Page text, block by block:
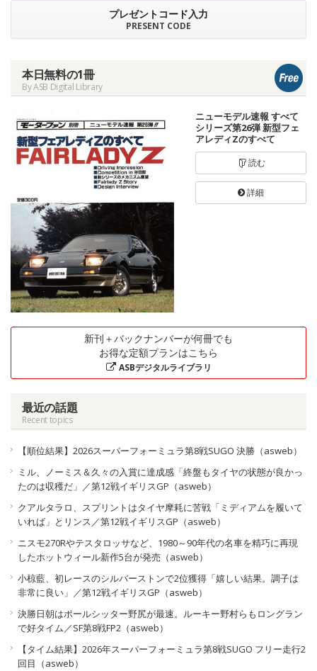
プレゼントコード入力
PRESENT CODE
本日無料の1冊
By ASB Digital Library
ニューモデル速報 すべて
シリーズ第26弾 新型フェ
アレディZのすべて
読む
詳細
新刊＋バックナンバーが何冊でも
お得な定額プランはこちら
ASBデジタルライブラリ
最近の話題
Recent topics
【順位結果】2026スーパーフォーミュラ第8戦SUGO 決勝（asweb）
ミル、ノーミス＆久々の入賞に達成感「終盤もタイヤの状態が良かっ
たのは収穫だ」／第12戦イギリスGP（asweb）
クアルタラロ、スプリントはタイヤ摩耗に苦戦「ミディアムを履いて
いれば」とリンス／第12戦イギリスGP（asweb）
ニスモ270Rやテスタロッサなど、1980～90年代の名車を精巧に再現
したホットウィール新作5台が発売（asweb）
小椋藍、初レースのシルバーストンで2位獲得「嬉しい結果。調子は
非常に良い」／第12戦イギリスGP（asweb）
決勝日朝はポールシッター野尻が最速。ルーキー野村らもロングラン
で好タイム／SF第8戦FP2（asweb）
【タイム結果】2026年スーパーフォーミュラ第8戦SUGO フリー走行2
回目（asweb）